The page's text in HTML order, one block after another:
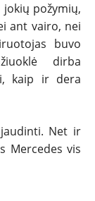
požymių,
ant vairo, nei
buvo
dirba
kaip ir dera
Net ir
Mercedes vis